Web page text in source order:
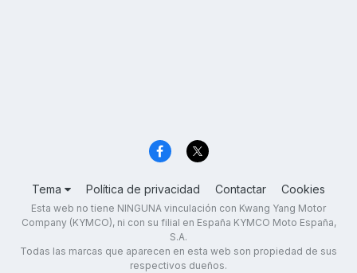
Tema Política de privacidad Contactar Cookies
Esta web no tiene NINGUNA vinculación con Kwang Yang Motor
Company (KYMCO), ni con su filial en España KYMCO Moto España,
S.A.
Todas las marcas que aparecen en esta web son propiedad de sus
respectivos dueños.